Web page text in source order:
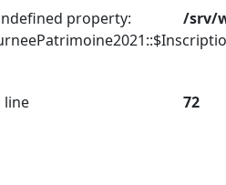
property:
/srv/
line 72